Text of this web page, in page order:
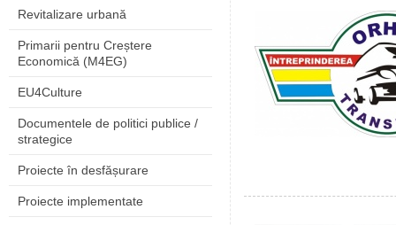
Revitalizare urbană
Primarii pentru Creștere
Economică (M4EG)
EU4Culture
Documentele de politici publice /
strategice
Proiecte în desfășurare
Proiecte implementate